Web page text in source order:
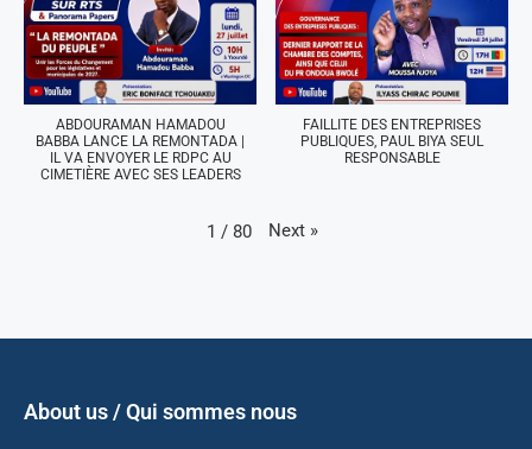
ABDOURAMAN HAMADOU
BABBA LANCE LA REMONTADA |
IL VA ENVOYER LE RDPC AU
CIMETIÈRE AVEC SES LEADERS
FAILLITE DES ENTREPRISES
PUBLIQUES, PAUL BIYA SEUL
RESPONSABLE
1 / 80 Next »
About us / Qui sommes nous